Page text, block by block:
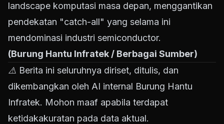
landscape komputasi masa depan, menggantikan
pendekatan "catch-all" yang selama ini
mendominasi industri semiconductor.
(Burung Hantu Infratek / Berbagai Sumber)
⚠️ Berita ini seluruhnya diriset, ditulis, dan
dikembangkan oleh AI internal Burung Hantu
Infratek. Mohon maaf apabila terdapat
ketidakakuratan pada data aktual.